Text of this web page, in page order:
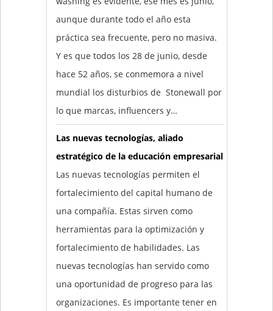
aunque durante todo el año esta
práctica sea frecuente, pero no masiva.
Y es que todos los 28 de junio, desde
hace 52 años, se conmemora a nivel
mundial los disturbios de Stonewall por
lo que marcas, influencers y…
Las nuevas tecnologías, aliado
estratégico de la educación empresarial
Las nuevas tecnologías permiten el
fortalecimiento del capital humano de
una compañía. Estas sirven como
herramientas para la optimización y
fortalecimiento de habilidades. Las
nuevas tecnologías han servido como
una oportunidad de progreso para las
organizaciones. Es importante tener en